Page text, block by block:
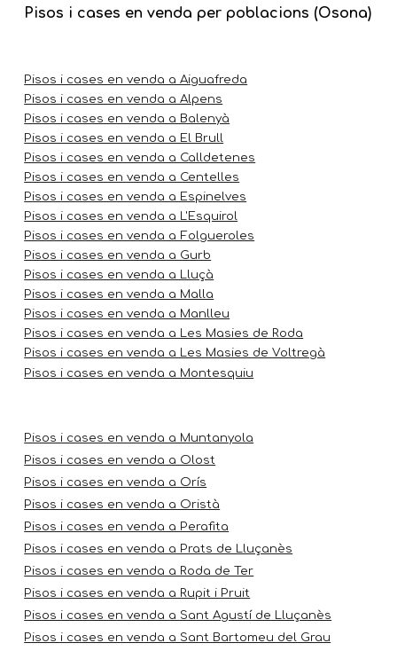
Pisos i cases en venda per poblacions (Osona)
Pisos i cases en venda a Aiguafreda
Pisos i cases en venda a Alpens
Pisos i cases en venda a Balenyà
Pisos i cases en venda a El Brull
Pisos i cases en venda a Calldetenes
Pisos i cases en venda a Centelles
Pisos i cases en venda a Espinelves
Pisos i cases en venda a L'Esquirol
Pisos i cases en venda a Folgueroles
Pisos i cases en venda a Gurb
Pisos i cases en venda a Lluçà
Pisos i cases en venda a Malla
Pisos i cases en venda a Manlleu
Pisos i cases en venda a Les Masies de Roda
Pisos i cases en venda a Les Masies de Voltregà
Pisos i cases en venda a Montesquiu
Pisos i cases en venda a Muntanyola
Pisos i cases en venda a Olost
Pisos i cases en venda a Orís
Pisos i cases en venda a Oristà
Pisos i cases en venda a Perafita
Pisos i cases en venda a Prats de Lluçanès
Pisos i cases en venda a Roda de Ter
Pisos i cases en venda a Rupit i Pruit
Pisos i cases en venda a Sant Agustí de Lluçanès
Pisos i cases en venda a Sant Bartomeu del Grau